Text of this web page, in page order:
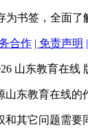
为书签，全面了
合作 | 免责声明
山东教育在线
山东教育在线的
其它问题需要